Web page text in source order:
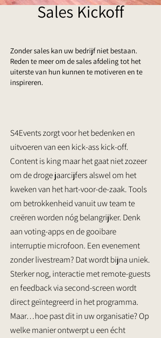
Sales Kickoff
Zonder sales kan uw bedrijf niet bestaan.
Reden te meer om de sales afdeling tot het
uiterste van hun kunnen te motiveren en te
inspireren.
S4Events zorgt voor het bedenken en
uitvoeren van een kick-ass kick-off.
Content is king maar het gaat niet zozeer
om de droge jaarcijfers alswel om het
kweken van het hart-voor-de-zaak. Tools
om betrokkenheid vanuit uw team te
creëren worden nóg belangrijker. Denk
aan voting-apps en de gooibare
interruptie microfoon. Een evenement
zonder livestream? Dat wordt bijna uniek.
Sterker nog, interactie met remote-guests
en feedback via second-screen wordt
direct geïntegreerd in het programma.
Maar…hoe past dit in uw organisatie? Op
welke manier ontwerpt u een écht